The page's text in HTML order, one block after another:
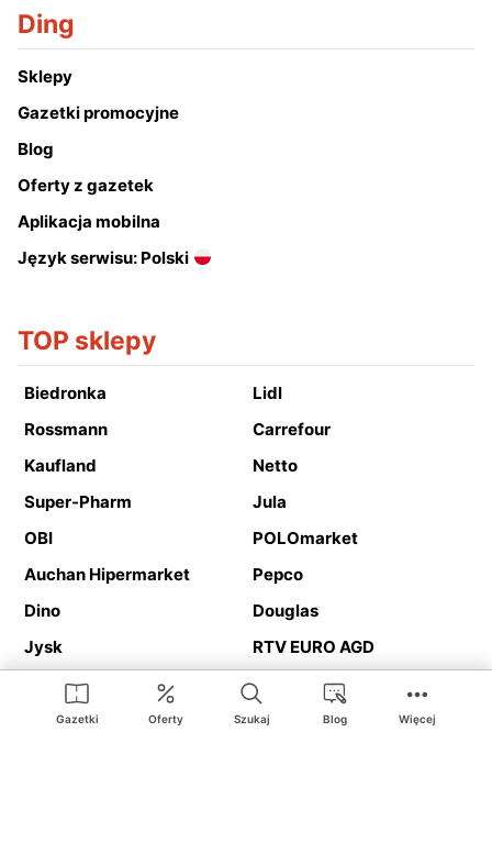
Gazetki Oferty Szukaj Blog Więcej
Ding
Sklepy
Gazetki promocyjne
Blog
Oferty z gazetek
Aplikacja mobilna
Język serwisu: Polski
TOP sklepy
Biedronka
Lidl
Rossmann
Carrefour
Kaufland
Netto
Super-Pharm
Jula
OBI
POLOmarket
Auchan Hipermarket
Pepco
Dino
Douglas
Jysk
RTV EURO AGD
Action
Media Expert
Deichmann
Media Markt